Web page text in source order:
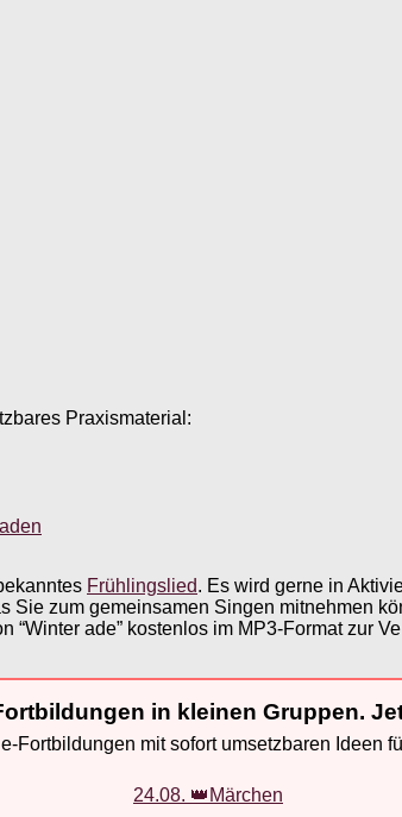
Praxismaterial:
Frühlingslied. Es wird gerne in
Sie zum gemeinsamen Singen mitnehmen
ade” kostenlos im MP3-Format zur
in kleinen Gruppen.
Fortbildungen mit sofort umsetzbaren Ideen
24.08. 👑Märchen